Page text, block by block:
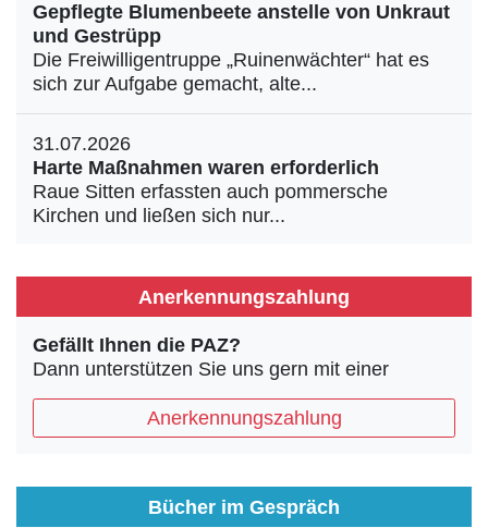
Gepflegte Blumenbeete anstelle von Unkraut
und Gestrüpp
Die Freiwilligentruppe „Ruinenwächter“ hat es
sich zur Aufgabe gemacht, alte...
31.07.2026
Harte Maßnahmen waren erforderlich
Raue Sitten erfassten auch pommersche
Kirchen und ließen sich nur...
Anerkennungszahlung
Gefällt Ihnen die PAZ?
Dann unterstützen Sie uns gern mit einer
Anerkennungszahlung
Bücher im Gespräch